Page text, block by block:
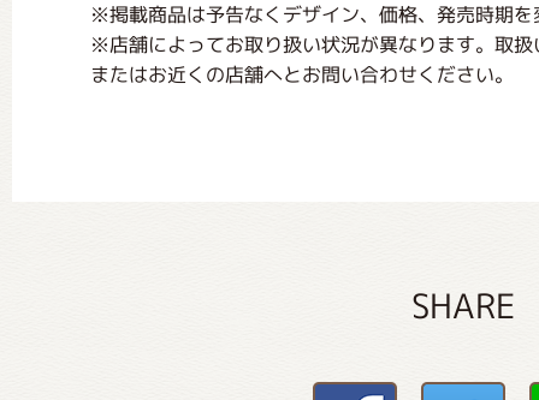
※掲載商品は予告なくデザイン、価格、発売時期
※店舗によってお取り扱い状況が異なります。取
またはお近くの店舗へとお問い合わせください。
SHARE